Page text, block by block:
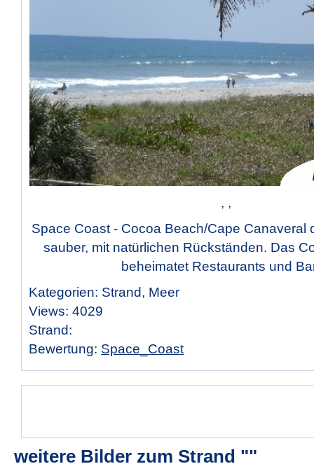
, ,
Space Coast - Cocoa Beach/Cape Canaveral
sauber, mit natürlichen Rückständen. Das
beheimatet Restaurants und
Kategorien: Strand, Meer
Views: 4029
Strand:
Bewertung: Space_Coast
weitere Bilder zum Strand ""